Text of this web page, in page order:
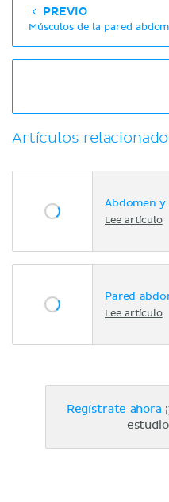
PREVIO
Músculos de la pared
Artículos
Abdomen y
Lee artículo
Pared
Lee artículo
Regístrate ahora